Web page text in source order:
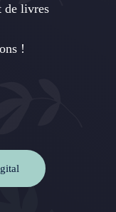
de livres
!